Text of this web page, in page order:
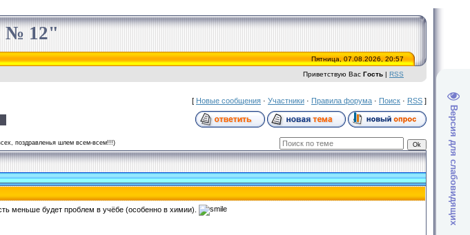
Версия для слабовидящих
№ 12"
Пятница, 07.08.2026, 20:57
Приветствую Вас Гость | RSS
[ Новые сообщения · Участники · Правила форума · Поиск · RSS ]
поздравленья шлем всем-всем!!!)
меньше будет проблем в учёбе (особенно в химии).